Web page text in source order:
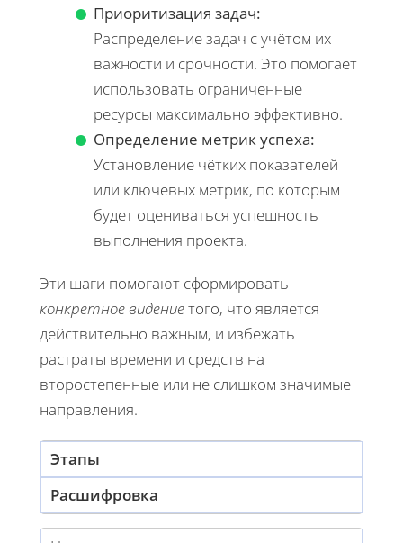
Приоритизация задач:
Распределение задач с учётом их
важности и срочности. Это помогает
использовать ограниченные
ресурсы максимально эффективно.
Определение метрик успеха:
Установление чётких показателей
или ключевых метрик, по которым
будет оцениваться успешность
выполнения проекта.
Эти шаги помогают сформировать
конкретное видениетого, что является
действительно важным, и избежать
растраты времени и средств на
второстепенные или не слишком значимые
направления.
Этапы
Расшифровка